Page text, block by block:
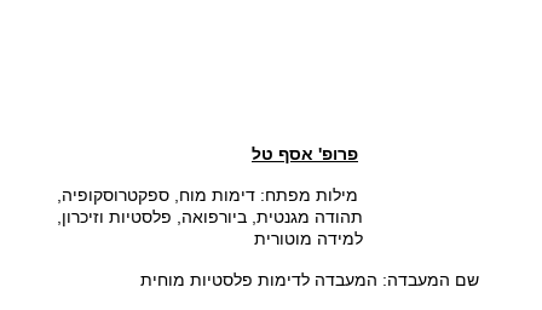
פרופ' אסף טל
מילות מפתח: דימות מוח, ספקטרוסקופיה,
תהודה מגנטית, ביורפואה, פלסטיות וזיכרון,
למידה מוטורית
שם המעבדה: המעבדה לדימות פלסטיות מוחית